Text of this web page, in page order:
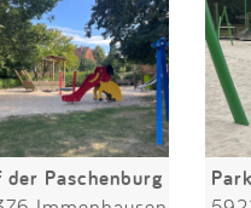
der Paschenburg